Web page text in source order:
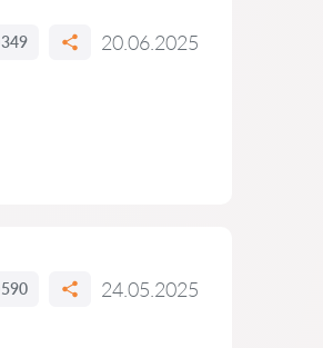
349 20.06.2025
590 24.05.2025